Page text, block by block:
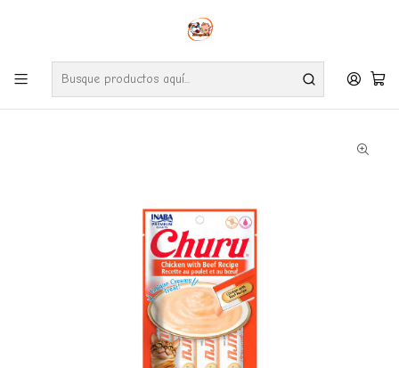
Envíos gratuitos por compras desde $24.990 en la RM (Comunas informadas
Ve nuestras zonas de cobertura diaria.
Inicio Gatos Snack Churu de pollo con carne